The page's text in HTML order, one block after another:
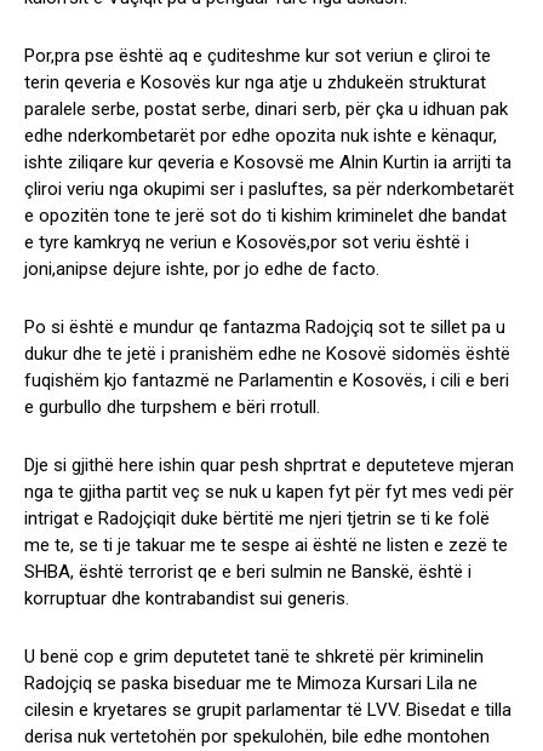
Por,pra pse është aq e çuditeshme kur sot veriun e çliroi te
terin qeveria e Kosovës kur nga atje u zhdukeën strukturat
paralele serbe, postat serbe, dinari serb, për çka u idhuan pak
edhe nderkombetarët por edhe opozita nuk ishte e kënaqur,
ishte ziliqare kur qeveria e Kosovsë me Alnin Kurtin ia arrijti ta
çliroi veriu nga okupimi ser i pasluftes, sa për nderkombetarët
e opozitën tone te jerë sot do ti kishim kriminelet dhe bandat
e tyre kamkryq ne veriun e Kosovës,por sot veriu është i
joni,anipse dejure ishte, por jo edhe de facto.
Po si është e mundur qe fantazma Radojçiq sot te sillet pa u
dukur dhe te jetë i pranishëm edhe ne Kosovë sidomës është
fuqishëm kjo fantazmë ne Parlamentin e Kosovës, i cili e beri
e gurbullo dhe turpshem e bëri rrotull.
Dje si gjithë here ishin quar pesh shprtrat e deputeteve mjeran
nga te gjitha partit veç se nuk u kapen fyt për fyt mes vedi për
intrigat e Radojçiqit duke bërtitë me njeri tjetrin se ti ke folë
me te, se ti je takuar me te sespe ai është ne listen e zezë te
SHBA, është terrorist qe e beri sulmin ne Banskë, është i
korruptuar dhe kontrabandist sui generis.
U benë cop e grim deputetet tanë te shkretë për kriminelin
Radojçiq se paska biseduar me te Mimoza Kursari Lila ne
cilesin e kryetares se grupit parlamentar të LVV. Bisedat e tilla
derisa nuk vertetohën por spekulohën, bile edhe montohen